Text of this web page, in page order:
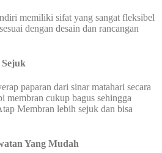
memiliki sifat yang sangat fleksibel
dengan desain dan rancangan
paparan dari sinar matahari secara
membran cukup bagus sehingga
Membran lebih sejuk dan bisa
Yang Mudah